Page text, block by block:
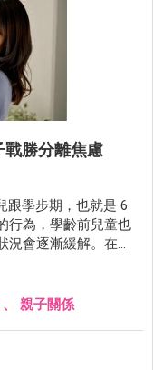
戰勝分離焦慮
跟學步期，也就是 6
行為，學齡前兒童也
會逐漸緩解。在部
、校園生活或出現恐
症（separation
年或成人。
、 親子關係